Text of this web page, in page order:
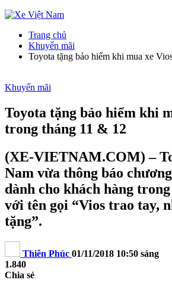
Trang chủ
Khuyến mãi
Toyota tặng bảo hiểm khi mua xe
Khuyến mãi
Toyota tặng bảo hiểm khi
trong tháng 11 & 12
(XE-VIETNAM.COM) –
Nam vừa thông báo
dành cho khách hàng
với tên gọi “Vios trao tay,
tặng”.
Thiên Phúc 01/11/2018 10:50 sáng
1.840
Chia sẻ